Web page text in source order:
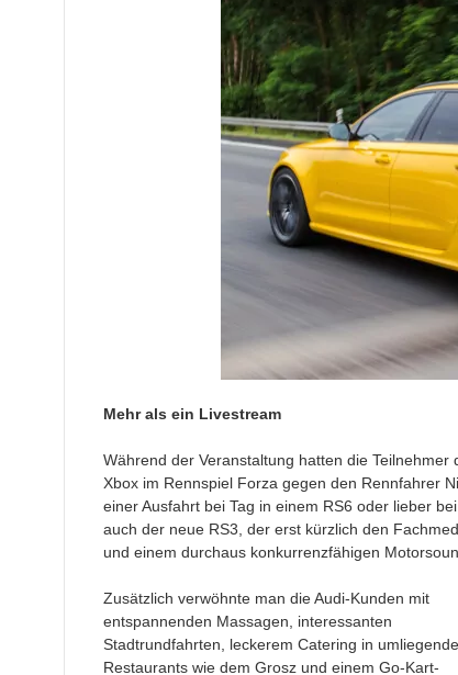
Mehr als ein Livestream
Während der Veranstaltung hatten die
Xbox im Rennspiel Forza gegen den Rennfahrer
einer Ausfahrt bei Tag in einem RS6 oder lieber
auch der neue RS3, der erst kürzlich den
und einem durchaus konkurrenzfähigen
Zusätzlich verwöhnte man die Audi-Kunden mit
entspannenden Massagen, interessanten
Stadtrundfahrten, leckerem Catering in
Restaurants wie dem Grosz und einem Go-Kart-